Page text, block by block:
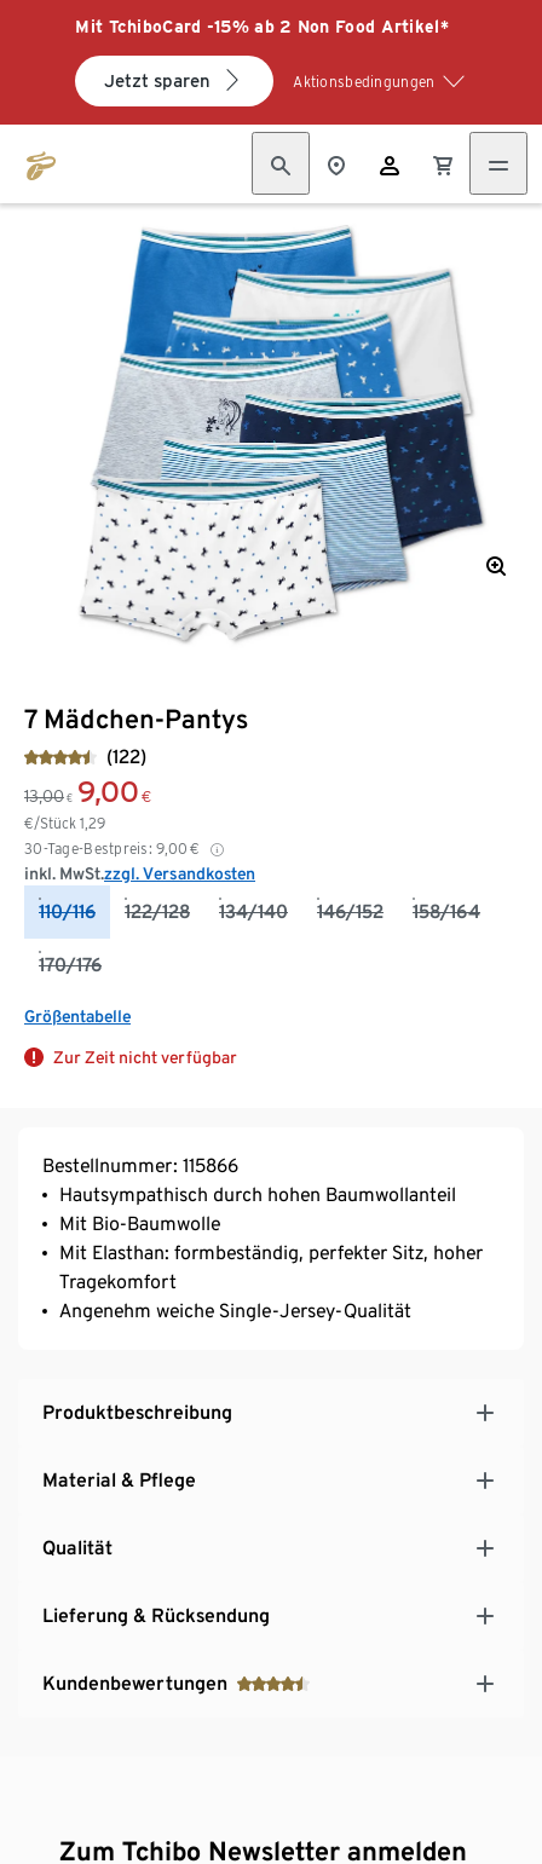
Mit TchiboCard -15% ab 2 Non Food Artikel*
Jetzt sparen Aktionsbedingungen
7 Mädchen-Pantys
(122)
13,00 € 9,00 €
€/Stück 1,29
30-Tage-Bestpreis: 9,00 €
inkl. MwSt.zzgl. Versandkosten
110/116 122/128 134/140 146/152 158/164
170/176
Größentabelle
Zur Zeit nicht verfügbar
Bestellnummer: 115866
Hautsympathisch durch hohen Baumwollanteil
Mit Bio-Baumwolle
Mit Elasthan: formbeständig, perfekter Sitz, hoher
Tragekomfort
Angenehm weiche Single-Jersey-Qualität
Produktbeschreibung
Material & Pflege
Qualität
Lieferung & Rücksendung
Kundenbewertungen
Zum Tchibo Newsletter anmelden